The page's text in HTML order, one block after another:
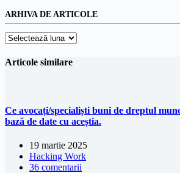
ARHIVA DE ARTICOLE
Arhiva
articole
Articole similare
Ce avocați/specialiști buni de dreptul
bază de date cu aceștia.
19 martie 2025
Hacking Work
36 comentarii